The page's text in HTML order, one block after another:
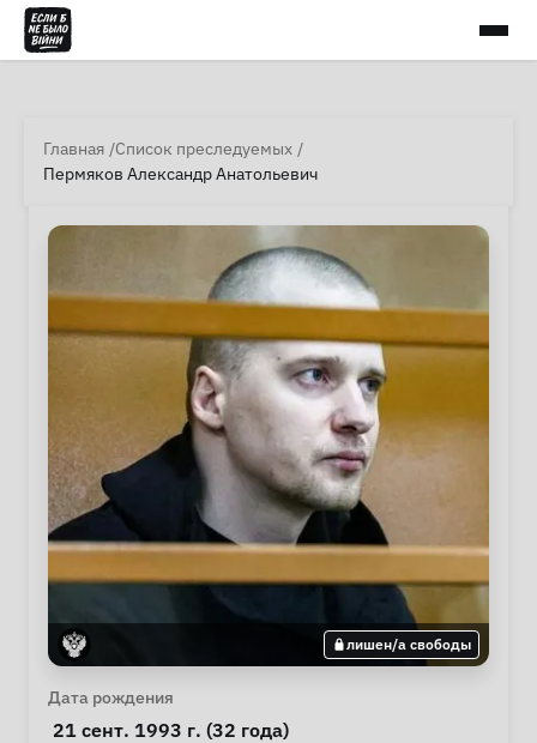
Главная Список преследуемых
Пермяков Александр Анатольевич
лишен/а свободы
Личная информация
Дата рождения
21 сент. 1993 г. (32 года)